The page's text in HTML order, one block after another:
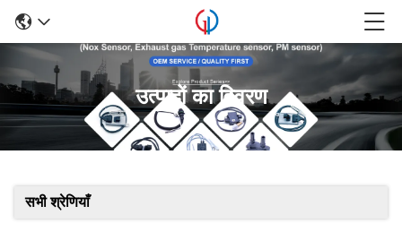
उत्पादों का विवरण
सभी श्रेणियाँ